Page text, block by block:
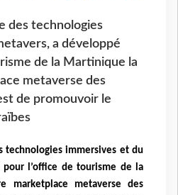
des technologies
a développé
de la Martinique la
metaverse des
de promouvoir le
technologies immersives et du
l’office de tourisme de la
marketplace metaverse des